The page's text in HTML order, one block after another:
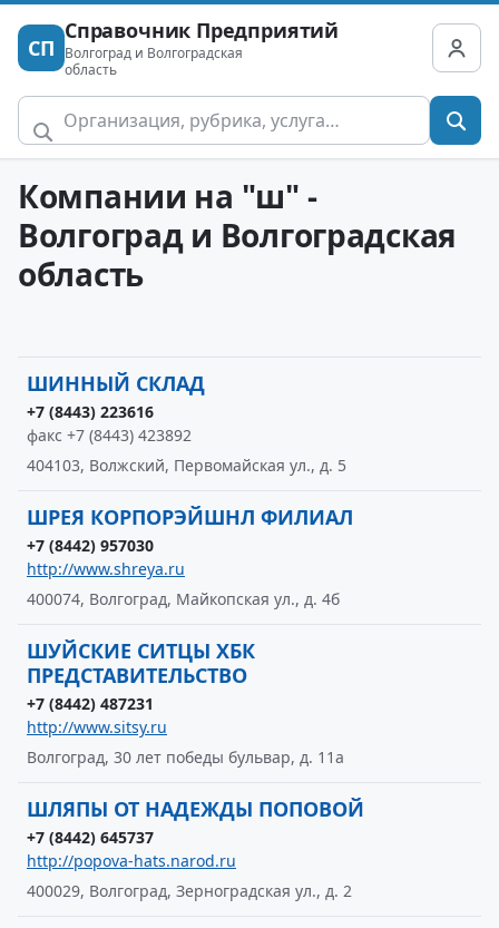
СП
Справочник Предприятий
Волгоград и Волгоградская
область
Компании на "ш" -
Волгоград и Волгоградская
область
ШИННЫЙ СКЛАД
+7 (8443) 223616
факс +7 (8443) 423892
404103, Волжский, Первомайская ул., д. 5
ШРЕЯ КОРПОРЭЙШНЛ ФИЛИАЛ
+7 (8442) 957030
http://www.shreya.ru
400074, Волгоград, Майкопская ул., д. 4б
ШУЙСКИЕ СИТЦЫ ХБК
ПРЕДСТАВИТЕЛЬСТВО
+7 (8442) 487231
http://www.sitsy.ru
Волгоград, 30 лет победы бульвар, д. 11а
ШЛЯПЫ ОТ НАДЕЖДЫ ПОПОВОЙ
+7 (8442) 645737
http://popova-hats.narod.ru
400029, Волгоград, Зерноградская ул., д. 2